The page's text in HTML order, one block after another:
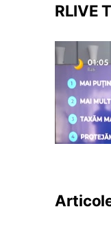
RLIVE